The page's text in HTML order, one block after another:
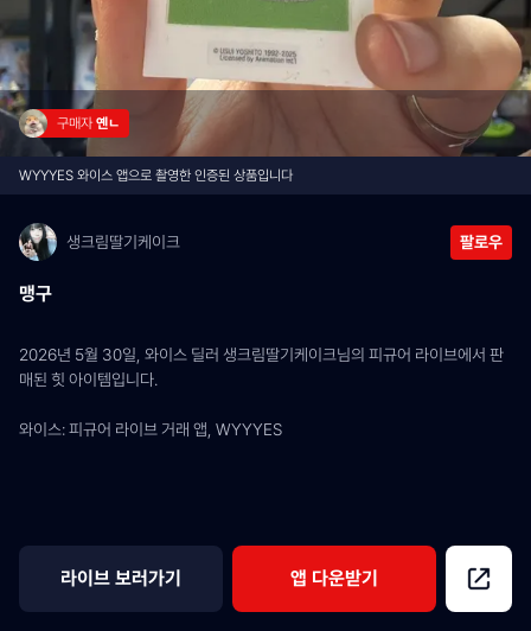
구매자 옌ㄴ
WYYYES 와이스 앱으로 촬영한 인증된 상품입니다
생크림딸기케이크 팔로우
맹구
2026년 5월 30일, 와이스 딜러 생크림딸기케이크님의 피규어 라이브에서 판
매된 힛 아이템입니다.
와이스: 피규어 라이브 거래 앱, WYYYES
라이브 보러가기 앱 다운받기